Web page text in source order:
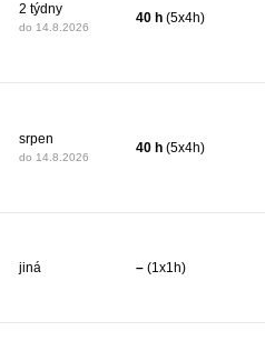
2 týdny
do 14.8.2026
40 h (5x4h)
srpen
do 14.8.2026
40 h (5x4h)
jiná – (1x1h)